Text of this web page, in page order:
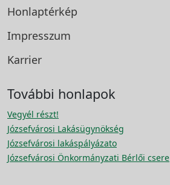
Honlaptérkép
Impresszum
Karrier
További honlapok
Vegyél részt!
Józsefvárosi Lakásügynökség
Józsefvárosi lakáspályázato
Józsefvárosi Önkormányzati Bérlői csere